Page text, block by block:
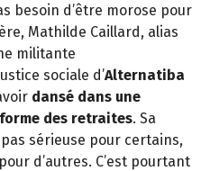
besoin d’être morose pour
Mathilde Caillard, alias
militante
sociale d’Alternatiba
dansé dans une
des retraites. Sa
sérieuse pour certains,
d’autres. C’est pourtant